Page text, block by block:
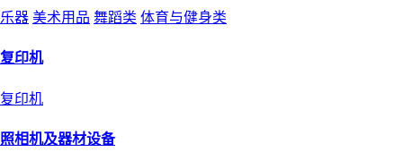
乐器 美术用品 舞蹈类 体育与健身类
复印机
复印机
照相机及器材设备